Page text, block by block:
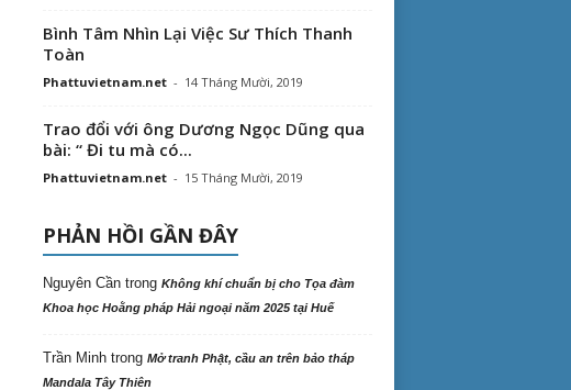
Bình Tâm Nhìn Lại Việc Sư Thích Thanh
Toàn
Phattuvietnam.net - 14 Tháng Mười, 2019
Trao đổi với ông Dương Ngọc Dũng qua
bài: “ Đi tu mà có...
Phattuvietnam.net - 15 Tháng Mười, 2019
PHẢN HỒI GẦN ĐÂY
Nguyên Cầntrong Không khí chuẩn bị cho Tọa đàm
Khoa học Hoằng pháp Hải ngoại năm 2025 tại Huế
Trần Minhtrong Mở tranh Phật, cầu an trên bảo tháp
Mandala Tây Thiên